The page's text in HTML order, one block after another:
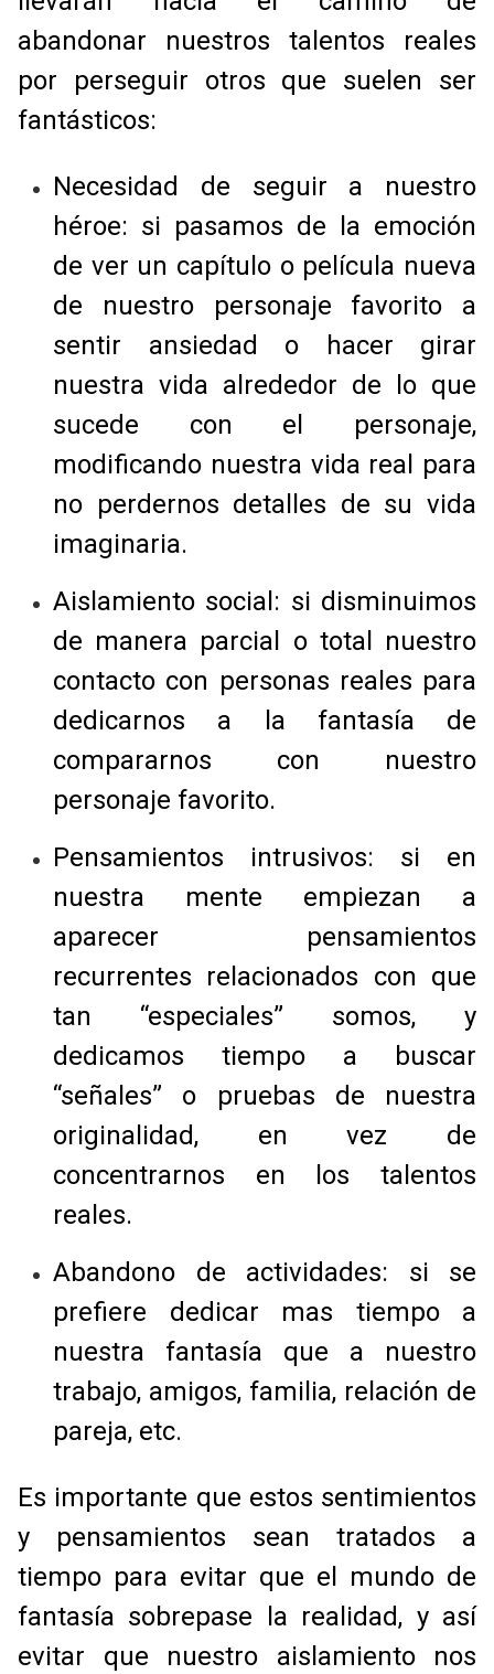
abandonar nuestros talentos reales
por perseguir otros que suelen ser
fantásticos:
Necesidad de seguir a nuestro
héroe: si pasamos de la emoción
de ver un capítulo o película nueva
de nuestro personaje favorito a
sentir ansiedad o hacer girar
nuestra vida alrededor de lo que
sucede con el personaje,
modificando nuestra vida real para
no perdernos detalles de su vida
imaginaria.
Aislamiento social: si disminuimos
de manera parcial o total nuestro
contacto con personas reales para
dedicarnos a la fantasía de
compararnos con nuestro
personaje favorito.
Pensamientos intrusivos: si en
nuestra mente empiezan a
aparecer pensamientos
recurrentes relacionados con que
tan “especiales” somos, y
dedicamos tiempo a buscar
“señales” o pruebas de nuestra
originalidad, en vez de
concentrarnos en los talentos
reales.
Abandono de actividades: si se
prefiere dedicar mas tiempo a
nuestra fantasía que a nuestro
trabajo, amigos, familia, relación de
pareja, etc.
Es importante que estos sentimientos
y pensamientos sean tratados a
tiempo para evitar que el mundo de
fantasía sobrepase la realidad, y así
evitar que nuestro aislamiento nos